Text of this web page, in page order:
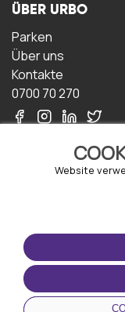
Website
ÜBER URBO
Parken
Über uns
Kontakte
0700 70 270
Datenschutz-
Bestimmungen
Cookie-Richtlinie